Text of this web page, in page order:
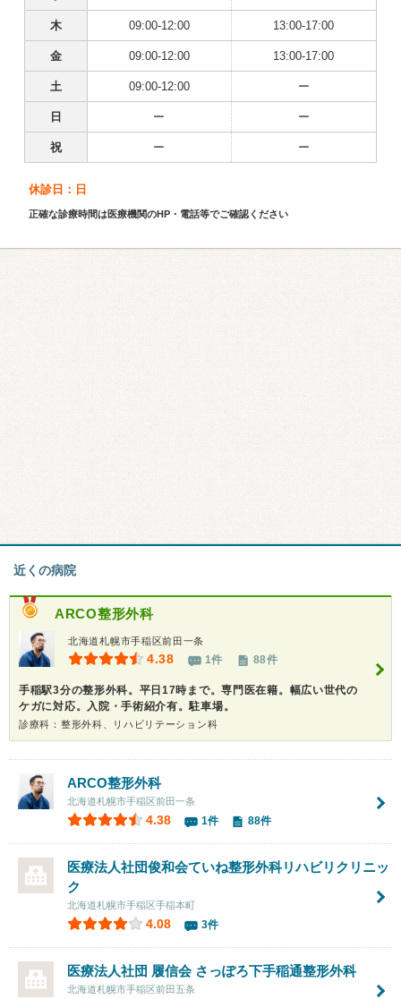
木 09:00-12:00 13:00-17:00
金 09:00-12:00 13:00-17:00
土 09:00-12:00 ー
日 ー ー
祝 ー ー
休診日：日
正確な診療時間は医療機関のHP・電話等でご確認ください
近くの病院
ARCO整形外科
北海道札幌市手稲区前田一条
4.38 1件 88件
手稲駅3分の整形外科。平日17時まで。専門医在籍。幅広い世代の
ケガに対応。入院・手術紹介有。駐車場。
診療科：整形外科、リハビリテーション科
ARCO整形外科
北海道札幌市手稲区前田一条
4.38 1件 88件
医療法人社団俊和会ていね整形外科リハビリクリニッ
ク
北海道札幌市手稲区手稲本町
4.08 3件
医療法人社団 履信会 さっぽろ下手稲通整形外科
北海道札幌市手稲区前田五条